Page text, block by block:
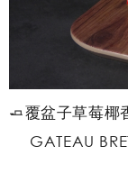
🧈覆盆子草莓椰
GATEAU